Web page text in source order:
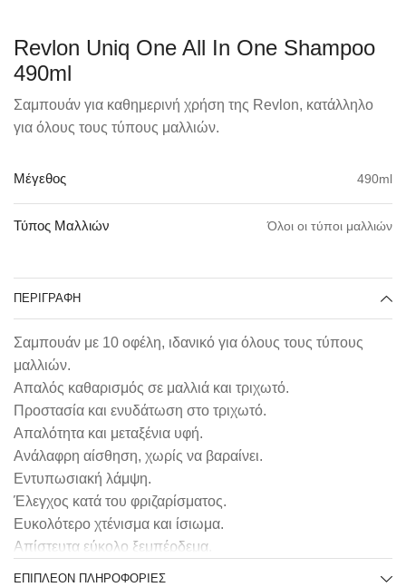
Revlon Uniq One All In One Shampoo
490ml
Σαμπουάν για καθημερινή χρήση της Revlon, κατάλληλο
για όλους τους τύπους μαλλιών.
Μέγεθος 490ml
Τύπος Μαλλιών Όλοι οι τύποι μαλλιών
ΠΕΡΙΓΡΑΦΉ
Σαμπουάν με 10 οφέλη, ιδανικό για όλους τους τύπους
μαλλιών.
Απαλός καθαρισμός σε μαλλιά και τριχωτό.
Προστασία και ενυδάτωση στο τριχωτό.
Απαλότητα και μεταξένια υφή.
Ανάλαφρη αίσθηση, χωρίς να βαραίνει.
Εντυπωσιακή λάμψη.
Έλεγχος κατά του φριζαρίσματος.
Ευκολότερο χτένισμα και ίσιωμα.
Απίστευτα εύκολο ξεμπέρδεμα.
Ενίσχυση του όγκου.
ΕΠΙΠΛΈΟΝ ΠΛΗΡΟΦΟΡΊΕΣ